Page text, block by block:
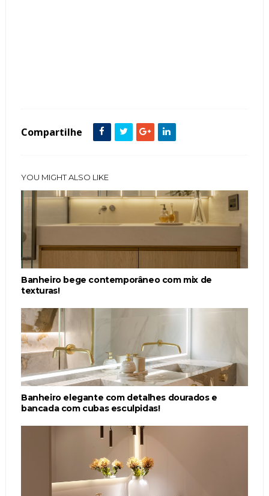
Compartilhe
YOU MIGHT ALSO LIKE
Banheiro bege contemporâneo com mix de
texturas!
Banheiro elegante com detalhes dourados e
bancada com cubas esculpidas!